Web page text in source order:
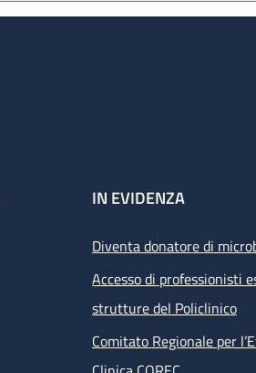
IN EVIDENZA
Diventa donatore di
Accesso di professionisti
strutture del Policlinico
Comitato Regionale per